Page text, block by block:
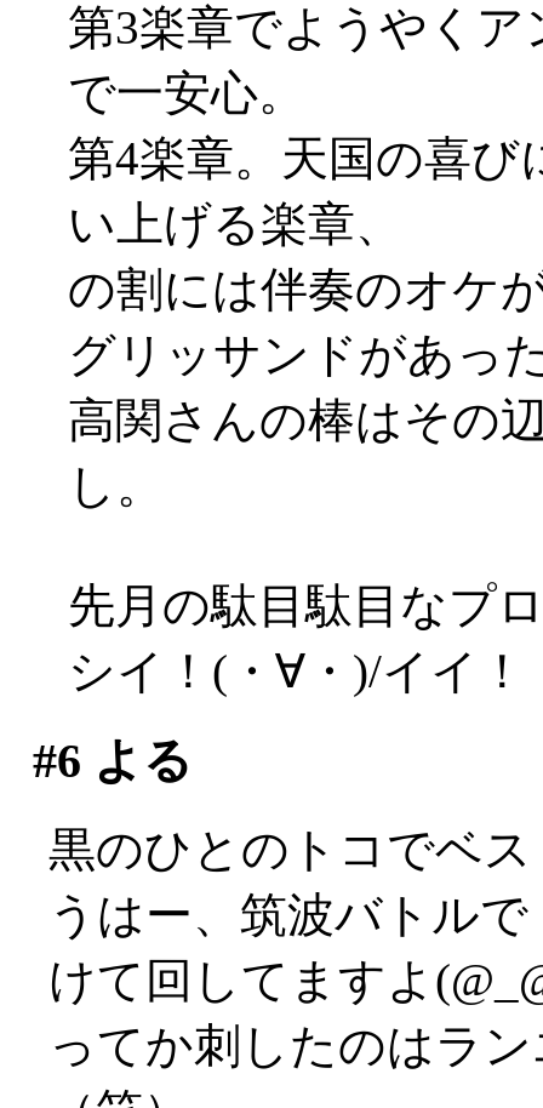
第3楽章でようやく
で一安心。
第4楽章。天国の喜
い上げる楽章、
の割には伴奏のオケ
グリッサンドがあっ
高関さんの棒はその
し。
先月の駄目駄目なプ
シイ！(・∀・)/イイ！
#6 よる
黒のひとのトコでベ
うはー、筑波バトルで
けて回してますよ
ってか刺したのはラ